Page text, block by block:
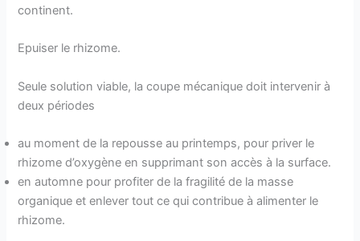
continent.
Epuiser le rhizome.
Seule solution viable, la coupe mécanique doit intervenir à
deux périodes
au moment de la repousse au printemps, pour priver le
rhizome d’oxygène en supprimant son accès à la surface.
en automne pour profiter de la fragilité de la masse
organique et enlever tout ce qui contribue à alimenter le
rhizome.